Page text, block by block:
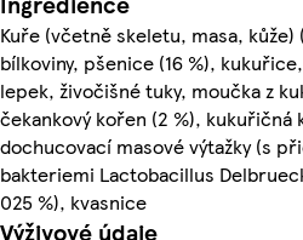
Kuře (včetně skeletu, masa, kůže)
bílkoviny, pšenice (16 %),
lepek, živočišné tuky, moučka z
čekankový kořen (2 %),
dochucovací masové výtažky (s
bakteriemi Lactobacillus
025 %), kvasnice
Výživové údaje